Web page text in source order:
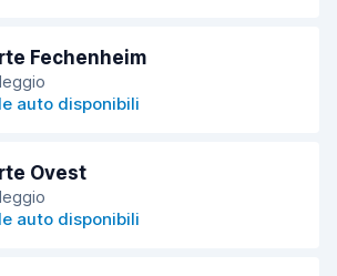
Fechenheim
auto disponibili
Ovest
auto disponibili